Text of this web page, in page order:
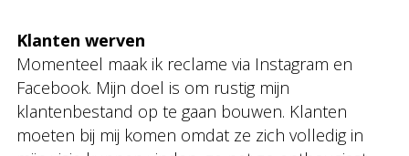
Klanten werven
Momenteel maak ik reclame via Instagram en
Facebook. Mijn doel is om rustig mijn
klantenbestand op te gaan bouwen. Klanten
moeten bij mij komen omdat ze zich volledig in